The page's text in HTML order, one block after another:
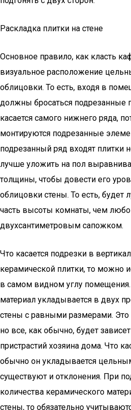
Раскладка плитки на стене
Основное правило, как класть
визуальное расположение
облицовки. То есть, входя в
должны бросаться подрезанные
касается самого нижнего ряда,
монтируются подрезанные
подрезанный ряд входят плитки
лучше уложить на пол
толщины, чтобы довести его
облицовки стены. То есть, будет
часть высоты комнаты, чем
двухсантиметровым сапожком.
Что касается подрезки в
керамической плитки, то можно
в самом видном углу
материал укладывается в двух
стены с равными размерами. Это
но все, как обычно, будет
пристрастий хозяина дома. Что
обычно он укладывается
существуют и отклонения. При
количества керамического
стены, то обязательно